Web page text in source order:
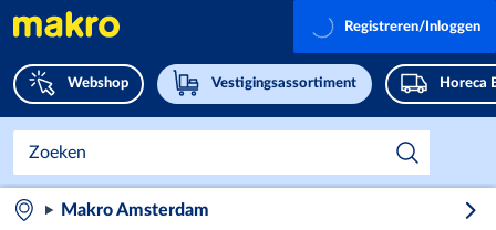
Webshop Vestigingsassortiment Horeca
Registreren/Inloggen
Makro Amsterdam